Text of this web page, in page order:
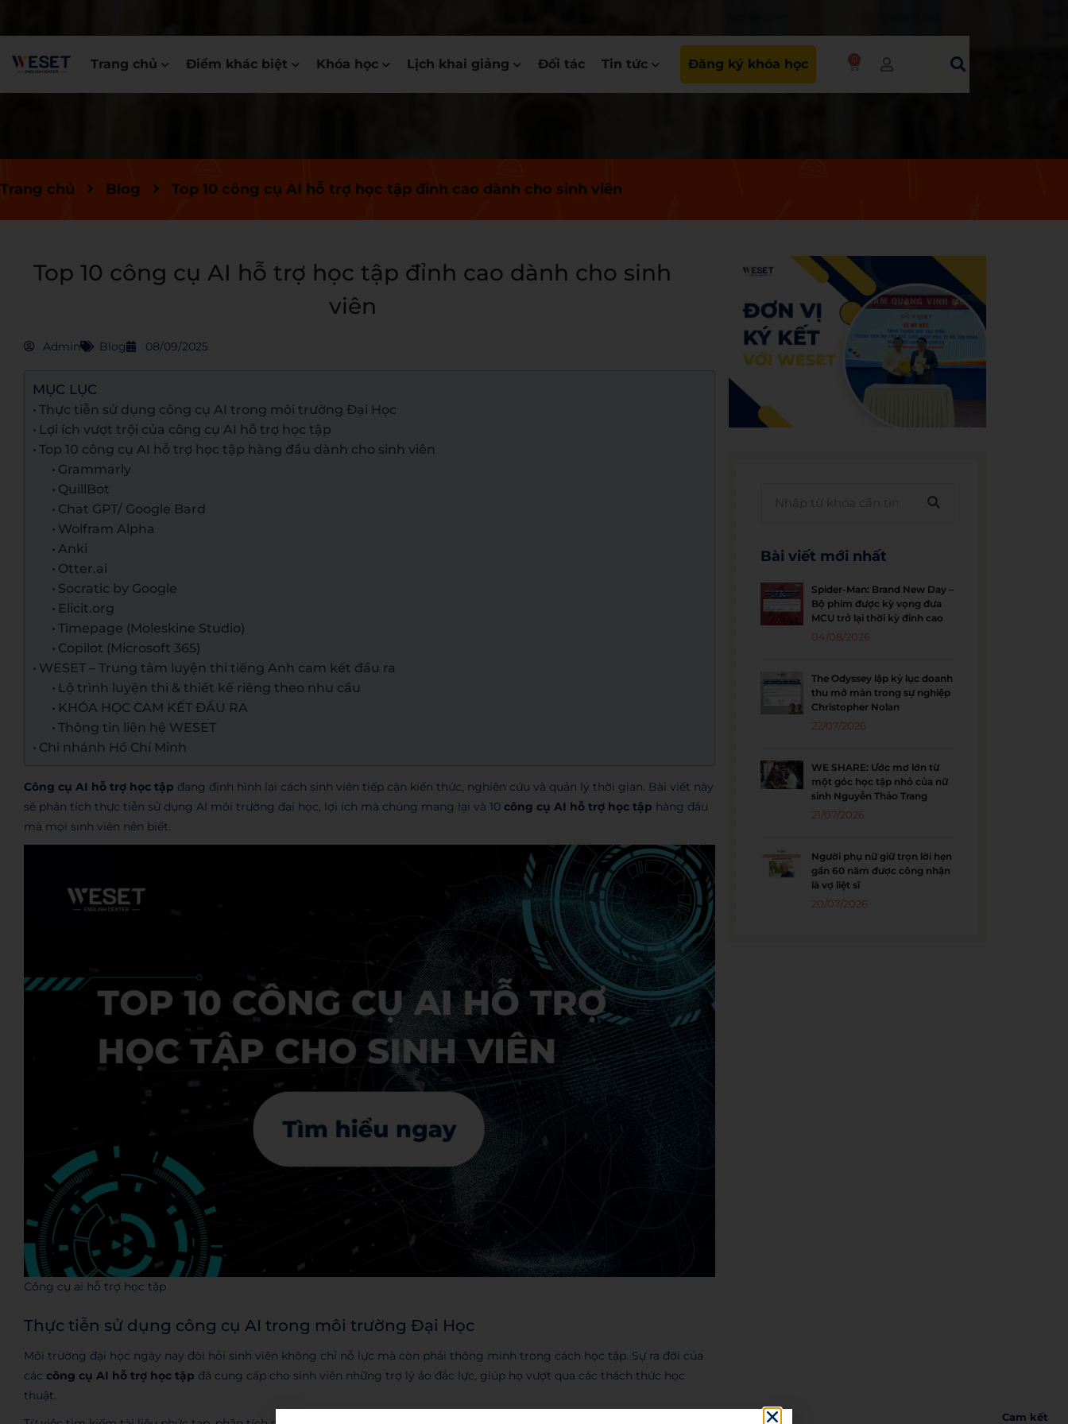
Trang chủ Điểm khác biệt Khóa học Lịch khai giảng Đối tác Tin tức Đăng ký khóa học 0
Trang chủ Blog Top 10 công cụ AI hỗ trợ học tập đỉnh cao dành cho sinh viên
Top 10 công cụ AI hỗ trợ học tập đỉnh cao dành cho sinh
viên
Admin Blog 08/09/2025
MỤC LỤC
Thực tiễn sử dụng công cụ AI trong môi trường Đại Học
Lợi ích vượt trội của công cụ AI hỗ trợ học tập
Top 10 công cụ AI hỗ trợ học tập hàng đầu dành cho sinh viên
Grammarly
QuillBot
Chat GPT/ Google Bard
Wolfram Alpha
Anki
Otter.ai
Socratic by Google
Elicit.org
Timepage (Moleskine Studio)
Copilot (Microsoft 365)
WESET – Trung tâm luyện thi tiếng Anh cam kết đầu ra
Lộ trình luyện thi & thiết kế riêng theo nhu cầu
KHÓA HỌC CAM KẾT ĐẦU RA
Thông tin liên hệ WESET
Chi nhánh Hồ Chí Minh
Công cụ AI hỗ trợ học tập đang định hình lại cách sinh viên tiếp cận kiến thức, nghiên cứu và quản lý thời gian. Bài viết này
sẽ phân tích thực tiễn sử dụng AI môi trường đại học, lợi ích mà chúng mang lại và 10 công cụ AI hỗ trợ học tập hàng đầu
mà mọi sinh viên nên biết.
Công cụ ai hỗ trợ học tập
Thực tiễn sử dụng công cụ AI trong môi trường Đại Học
Môi trường đại học ngày nay đòi hỏi sinh viên không chỉ nỗ lực mà còn phải thông minh trong cách học tập. Sự ra đời của
các công cụ AI hỗ trợ học tập đã cung cấp cho sinh viên những trợ lý ảo đắc lực, giúp họ vượt qua các thách thức học
thuật.
Bài viết mới nhất
Spider-Man: Brand New Day –
Bộ phim được kỳ vọng đưa
MCU trở lại thời kỳ đỉnh cao
04/08/2026
The Odyssey lập kỷ lục doanh
thu mở màn trong sự nghiệp
Christopher Nolan
22/07/2026
WE SHARE: Ước mơ lớn từ
một góc học tập nhỏ của nữ
sinh Nguyễn Thảo Trang
21/07/2026
Người phụ nữ giữ trọn lời hẹn
gần 60 năm được công nhận
là vợ liệt sĩ
20/07/2026
Cam kết